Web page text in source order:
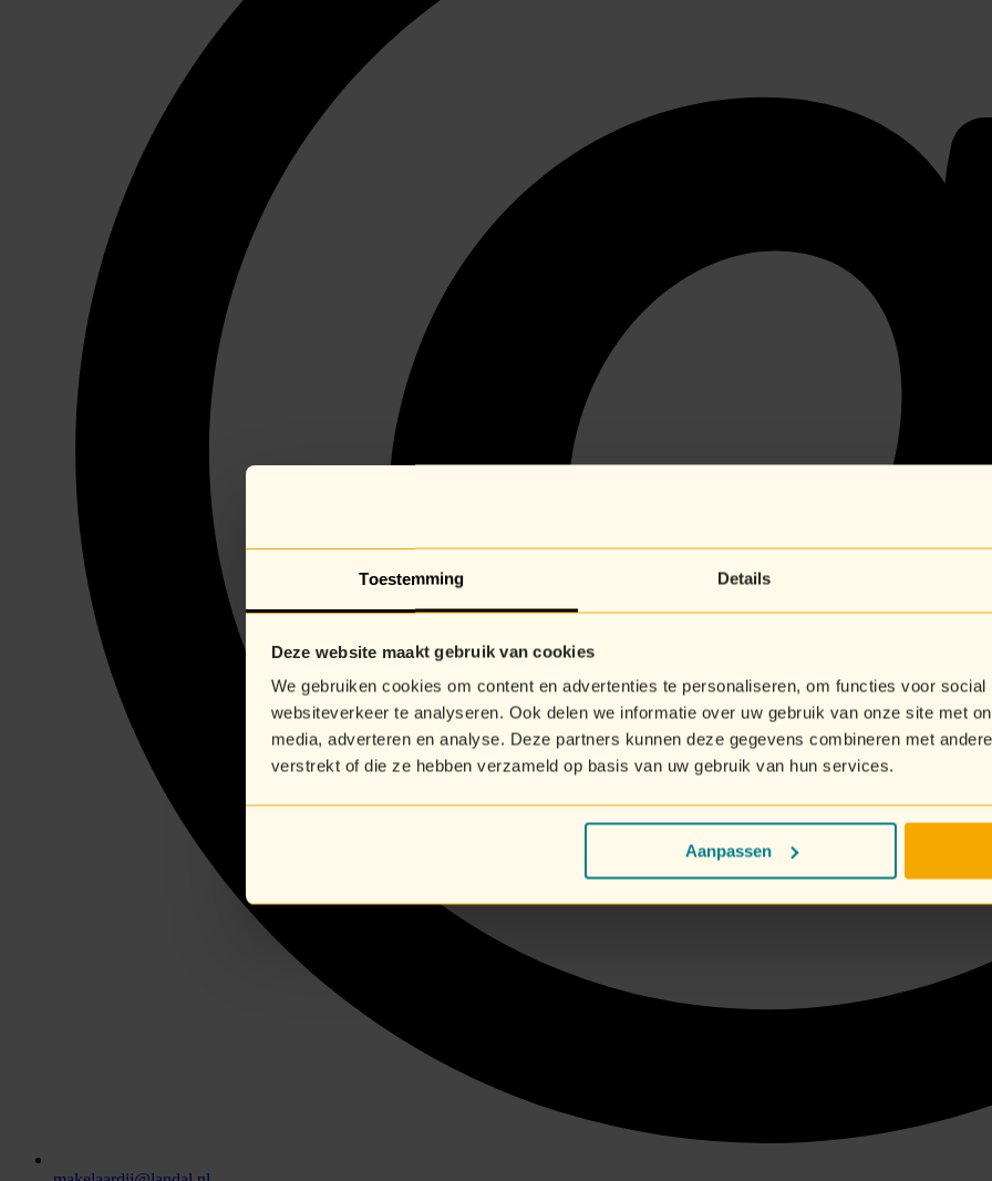
Toestemming Details
Deze website maakt gebruik van cookies
We gebruiken cookies om content en advertenties te personaliseren, om functies voor
websiteverkeer te analyseren. Ook delen we informatie over uw gebruik van onze site met
media, adverteren en analyse. Deze partners kunnen deze gegevens combineren met
verstrekt of die ze hebben verzameld op basis van uw gebruik van hun services.
Aanpassen